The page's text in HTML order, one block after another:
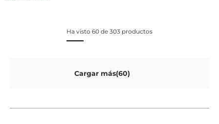
Ha visto 60 de 303 productos
Cargar más(60)